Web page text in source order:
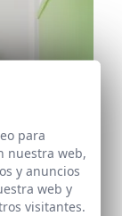
para
nuestra web,
y anuncios
web y
visitantes.